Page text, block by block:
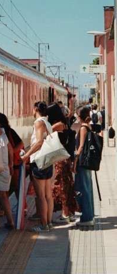
client
ne propose pas
de trains
échangeable et non-
semi-flexibles,
une assurance de
seront recouverts
de tiers, les
(par
le contrat en tout ou